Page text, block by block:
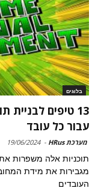
בלוגים
13 טיפים לבניית
עבור כל עובד
מערכת HRus -
19/06/2024
תוכניות אלה משפרות
מגבירות את מידת
העובדים